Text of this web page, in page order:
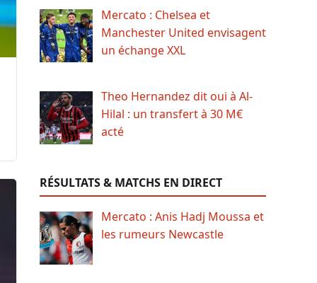
Mercato : Chelsea et
Manchester United envisagent
un échange XXL
Theo Hernandez dit oui à Al-
Hilal : un transfert à 30 M€
acté
RÉSULTATS & MATCHS EN DIRECT
Mercato : Anis Hadj Moussa et
les rumeurs Newcastle